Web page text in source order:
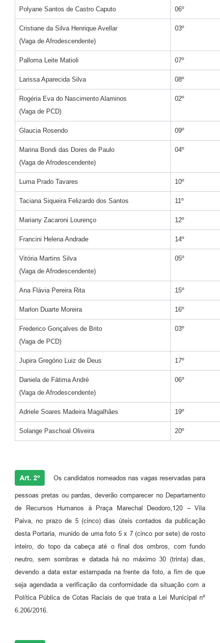
Polyane Santos de Castro Caputo 06º
Cristiane da Silva Henrique Avellar
(Vaga de Afrodescendente)
03º
Palloma Leite Matioli 07º
Larissa Aparecida Silva 08º
Rogéria Eva do Nascimento Alaminos
(Vaga de PCD)
02º
Glaucia Rosendo 09º
Marina Bondi das Dores de Paulo
(Vaga de Afrodescendente)
04º
Luma Prado Tavares 10º
Taciana Siqueira Felizardo dos Santos 11º
Mariany Zacaroni Lourenço 12º
Francini Helena Andrade 14º
Vitória Martins Silva
(Vaga de Afrodescendente)
05º
Ana Flávia Pereira Rita 15º
Marlon Duarte Moreira 16º
Frederico Gonçalves de Brito
(Vaga de PCD)
03º
Jupira Gregório Luiz de Deus 17º
Daniela de Fátima André
(Vaga de Afrodescendente)
06º
Adriele Soares Madeira Magalhães 19º
Solange Paschoal Oliveira 20º
Art. 2º Os candidatos nomeados nas vagas reservadas para
pessoas pretas ou pardas, deverão comparecer no Departamento
de Recursos Humanos à Praça Marechal Deodoro,120 – Vila
Paiva, no prazo de 5 (cinco) dias úteis contados da publicação
desta Portaria, munido de uma foto 5 x 7 (cinco por sete) de rosto
inteiro, do topo da cabeça até o final dos ombros, com fundo
neutro, sem sombras e datada há no máximo 30 (trinta) dias,
devendo a data estar estampada na frente da foto, a fim de que
seja agendada a verificação da conformidade da situação com a
Política Pública de Cotas Raciais de que trata a Lei Municipal nº
6.206/2016.